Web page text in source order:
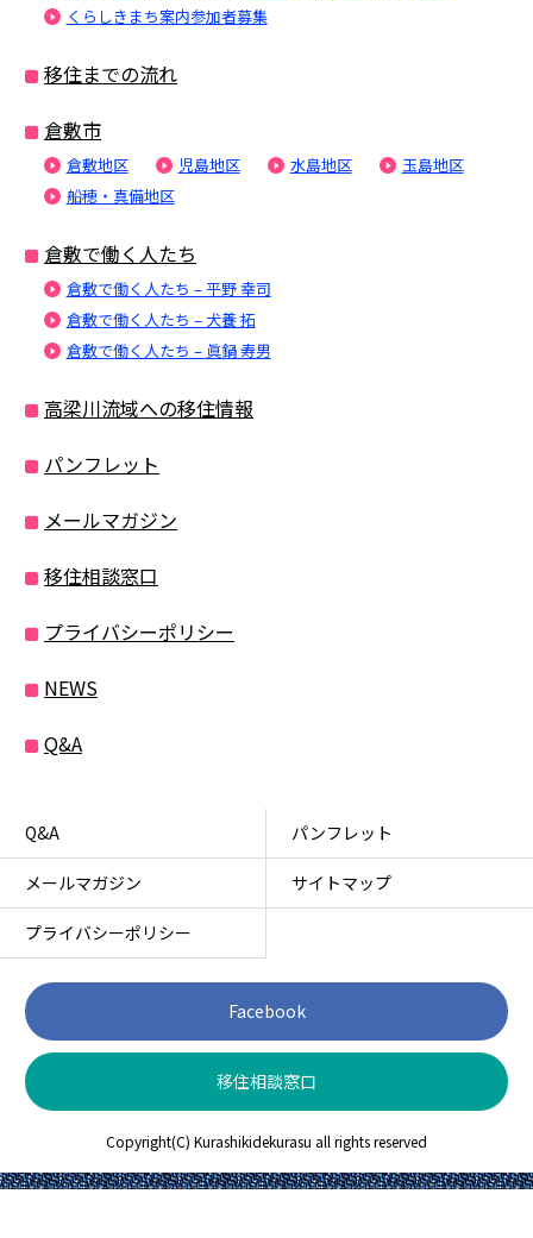
くらしきまち案内参加者募集
移住までの流れ
倉敷市
倉敷地区 児島地区 水島地区
玉島地区
船穂・真備地区
倉敷で働く人たち
倉敷で働く人たち – 平野 幸司
倉敷で働く人たち – 犬養 拓
倉敷で働く人たち – 眞鍋 寿男
高梁川流域への移住情報
パンフレット
メールマガジン
移住相談窓口
プライバシーポリシー
NEWS
Q&A
Q&A パンフレット
メールマガジン サイトマップ
プライバシーポリシー
Facebook
移住相談窓口
Copyright(C) Kurashikidekurasu all rights reserved